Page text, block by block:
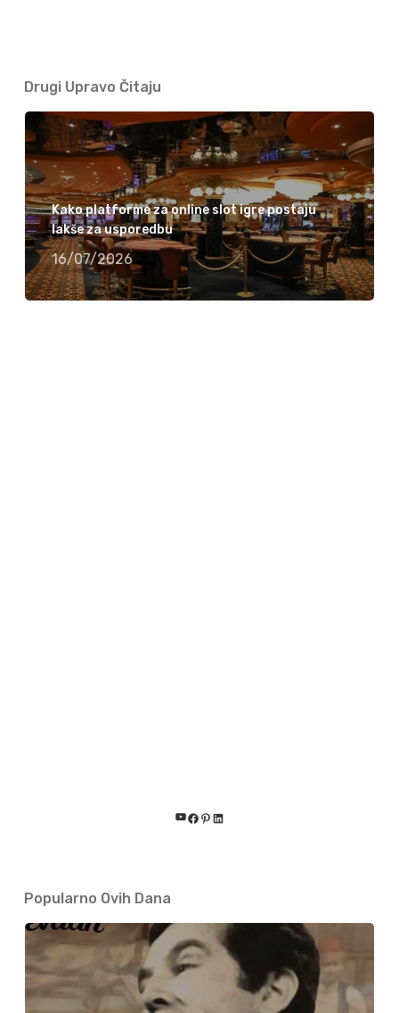
Drugi Upravo Čitaju
Kako platforme za online slot igre postaju
lakše za usporedbu
16/07/2026
YouTube
Facebook
Pinterest
LinkedIn
Popularno Ovih Dana